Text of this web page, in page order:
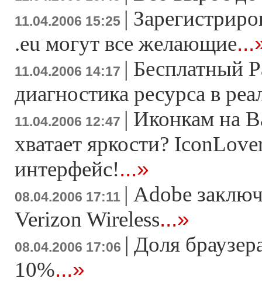
11.04.2006 15:25 |
.eu могут все желающие
11.04.2006 14:17 | Бесплатный
диагностика ресурса в
11.04.2006 12:47 | Иконкам на
хватает яркости?
интерфейс!...»
08.04.2006 17:11 | Adobe
Verizon Wireless...»
08.04.2006 17:06 | Доля
10%...»